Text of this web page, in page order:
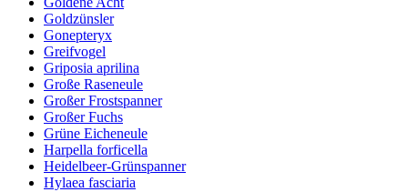
Goldzünsler
Gonepteryx
Greifvogel
Griposia aprilina
Große Raseneule
Großer Frostspanner
Großer Fuchs
Grüne Eicheneule
Harpella forficella
Heidelbeer-Grünspanner
Hylaea fasciaria